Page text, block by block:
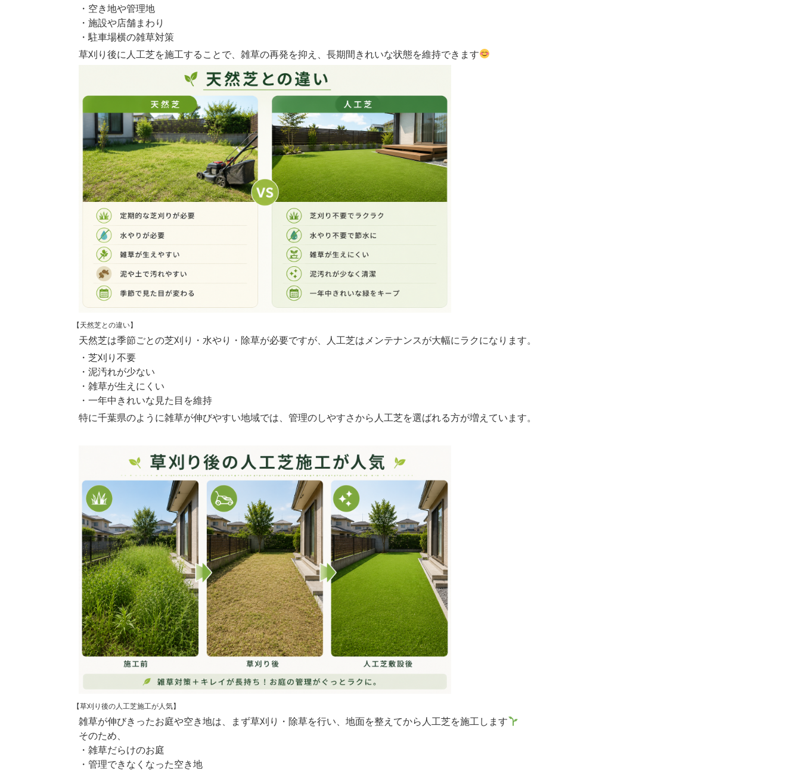
・空き地や管理地
・施設や店舗まわり
・駐車場横の雑草対策
草刈り後に人工芝を施工することで、雑草の再発を抑え、長期間きれいな状態を維持できます
【天然芝との違い】
天然芝は季節ごとの芝刈り・水やり・除草が必要ですが、人工芝はメンテナンスが大幅にラクになります。
・芝刈り不要
・泥汚れが少ない
・雑草が生えにくい
・一年中きれいな見た目を維持
特に千葉県のように雑草が伸びやすい地域では、管理のしやすさから人工芝を選ばれる方が増えています。
【草刈り後の人工芝施工が人気】
雑草が伸びきったお庭や空き地は、まず草刈り・除草を行い、地面を整えてから人工芝を施工します
そのため、
・雑草だらけのお庭
・管理できなくなった空き地